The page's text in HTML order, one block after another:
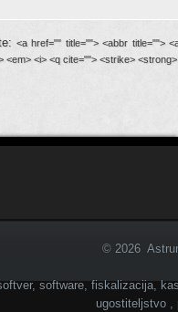
<a href="" title=""> <abbr title="">
<em> <i> <q cite=""> <strike> <strong>
© 2026
software, fiskalizacija,
ugostiteljstvo ,